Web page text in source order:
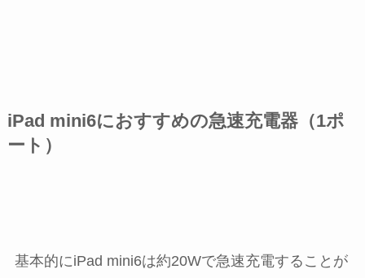
iPad mini6におすすめの急速充電器（1ポ
ート）
基本的にiPad mini6は約20Wで急速充電することが